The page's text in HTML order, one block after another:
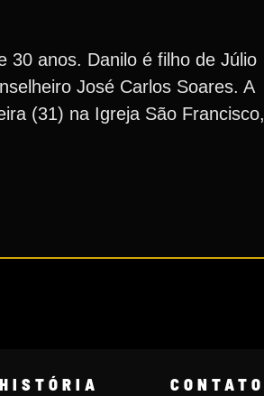
30 anos. Danilo é filho de Júlio
José Carlos Soares. A
(31) na Igreja São Francisco,
HISTÓRIA CONTATO